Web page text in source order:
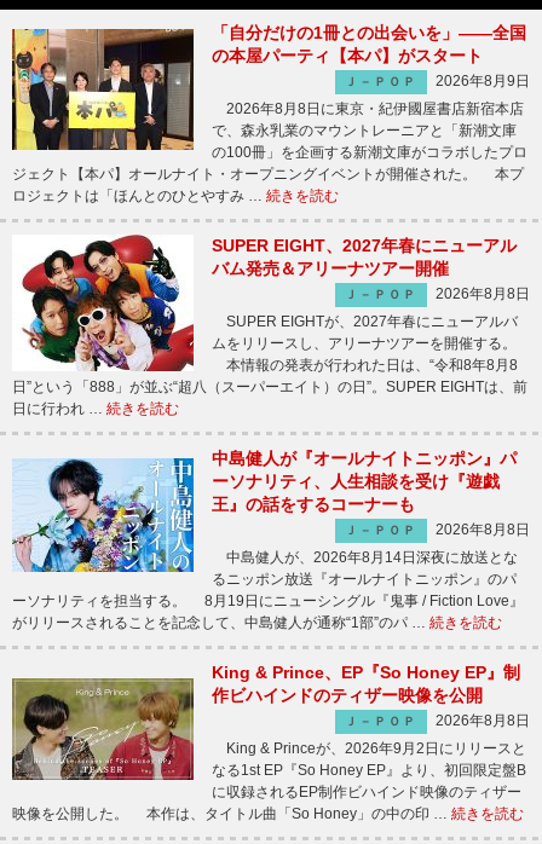
「自分だけの1冊との出会いを」――全国
の本屋パーティ【本パ】がスタート
Ｊ－ＰＯＰ
2026年8月9日
2026年8月8日に東京・紀伊國屋書店新宿本店
で、森永乳業のマウントレーニアと「新潮文庫
の100冊」を企画する新潮文庫がコラボしたプロ
ジェクト【本パ】オールナイト・オープニングイベントが開催された。 本プ
ロジェクトは「ほんとのひとやすみ … 続きを読む
SUPER EIGHT、2027年春にニューアル
バム発売＆アリーナツアー開催
Ｊ－ＰＯＰ
2026年8月8日
SUPER EIGHTが、2027年春にニューアルバ
ムをリリースし、アリーナツアーを開催する。
本情報の発表が行われた日は、“令和8年8月8
日”という「888」が並ぶ“超八（スーパーエイト）の日”。SUPER EIGHTは、前
日に行われ … 続きを読む
中島健人が『オールナイトニッポン』パ
ーソナリティ、人生相談を受け『遊戯
王』の話をするコーナーも
Ｊ－ＰＯＰ
2026年8月8日
中島健人が、2026年8月14日深夜に放送とな
るニッポン放送『オールナイトニッポン』のパ
ーソナリティを担当する。 8月19日にニューシングル『鬼事 / Fiction Love』
がリリースされることを記念して、中島健人が通称“1部”のパ … 続きを読む
King & Prince、EP『So Honey EP』制
作ビハインドのティザー映像を公開
Ｊ－ＰＯＰ
2026年8月8日
King & Princeが、2026年9月2日にリリースと
なる1st EP『So Honey EP』より、初回限定盤B
に収録されるEP制作ビハインド映像のティザー
映像を公開した。 本作は、タイトル曲「So Honey」の中の印 … 続きを読む